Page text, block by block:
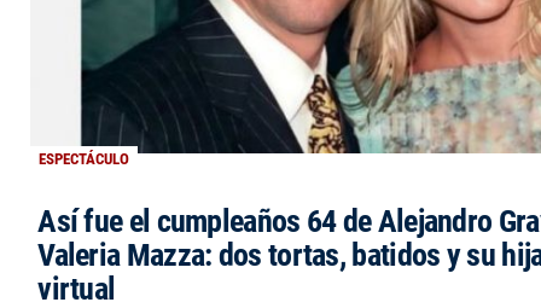
ESPECTÁCULO
Así fue el cumpleaños 64 de Alejandro
Valeria Mazza: dos tortas, batidos y su
virtual